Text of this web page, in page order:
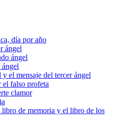
día por año
ángel
ángel
el mensaje del tercer ángel
el falso profeta
clamor
de memoria y el libro de los